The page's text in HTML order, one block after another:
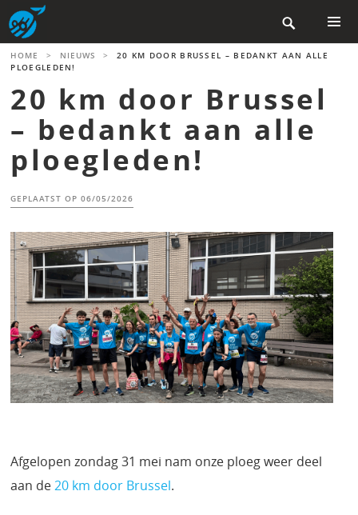
Skip
to
content

MENU
HOME > NIEUWS >
20 KM DOOR BRUSSEL – BEDANKT AAN ALLE
PLOEGLEDEN!
20 km door Brussel
– bedankt aan alle
ploegleden!
GEPLAATST OP06/05/2026
Afgelopen zondag 31 mei nam onze ploeg weer deel
aan de20 km door Brussel.